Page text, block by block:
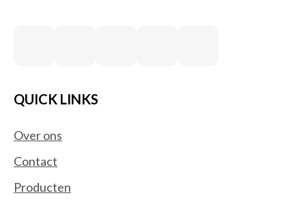
QUICK LINKS
Over ons
Contact
Producten